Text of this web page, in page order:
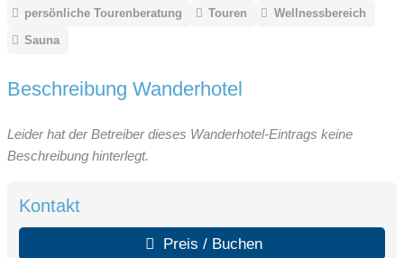
persönliche Tourenberatung
Touren
Wellnessbereich
Sauna
Beschreibung Wanderhotel
Leider hat der Betreiber dieses Wanderhotel-Eintrags keine
Beschreibung hinterlegt.
Kontakt
Preis / Buchen